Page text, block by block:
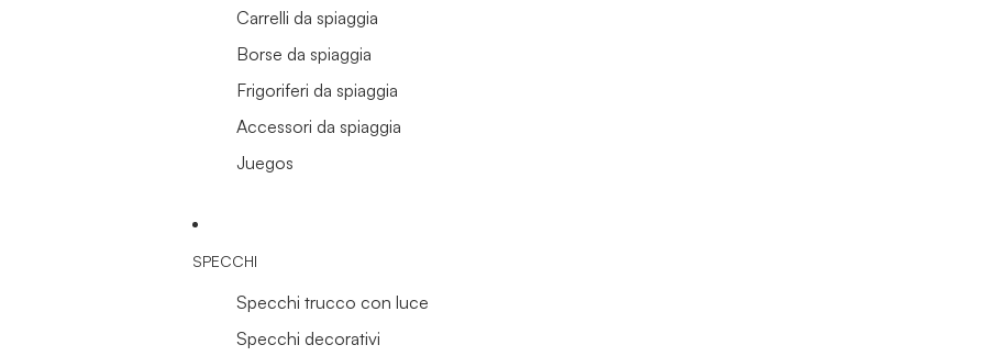
Carrelli da spiaggia
Borse da spiaggia
Frigoriferi da spiaggia
Accessori da spiaggia
Juegos
SPECCHI
Specchi trucco con luce
Specchi decorativi